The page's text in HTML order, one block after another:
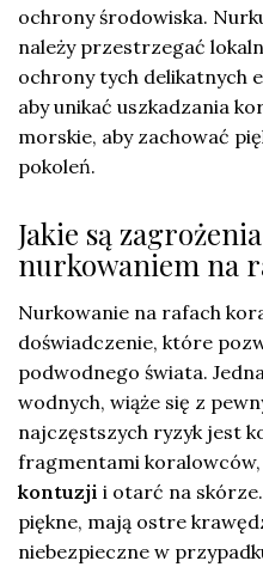
ochrony środowiska.
należy przestrzegać
ochrony tych delikatnych
aby unikać uszkadzania
morskie, aby zachować
pokoleń.
Jakie są
nurkowaniem na
Nurkowanie na rafach
doświadczenie, które
podwodnego świata.
wodnych, wiąże się z
najczęstszych ryzyk jest
fragmentami
kontuzji i otarć na
piękne, mają ostre
niebezpieczne w